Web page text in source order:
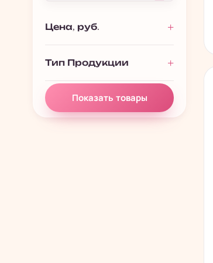
батончики
Китайские снеки и
Цена, руб.
Тип Продукции
Показать товары